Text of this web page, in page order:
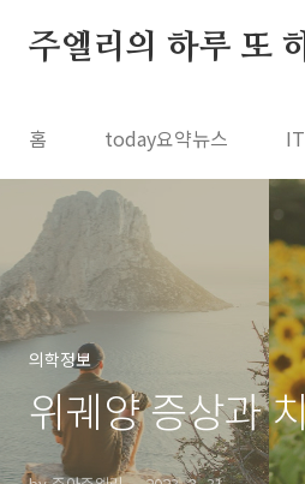
주엘리의 하루 또
홈 today요약뉴스
의학정보
위궤양 증상과